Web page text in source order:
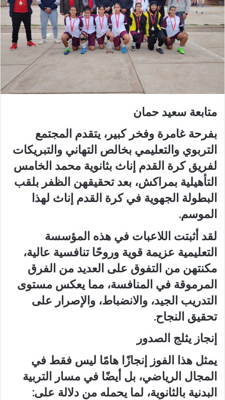
متابعة سعيد حمان
بفرحة غامرة وفخر كبير، يتقدم المجتمع
التربوي والتعليمي بخالص التهاني والتبريكات
لفريق كرة القدم إناث بثانوية محمد الخامس
التأهيلية بمراكش، بعد تحقيقهن الظفر بلقب
البطولة الجهوية في كرة القدم إناث لهذا
الموسم.
لقد أثبتت اللاعبات في هذه المؤسسة
التعليمية عزيمة قوية وروحًا تنافسية عالية،
مكنتهن من التفوق على العديد من الفرق
المرموقة في المنافسة، مما يعكس مستوى
التدريب الجيد، والانضباط، والإصرار على
تحقيق النجاح.
إنجاز يثلج الصدور
يمثل هذا الفوز إنجازًا هامًا ليس فقط في
المجال الرياضي، بل أيضًا في مسار التربية
البدنية بالثانوية، لما يحمله من دلالة على: